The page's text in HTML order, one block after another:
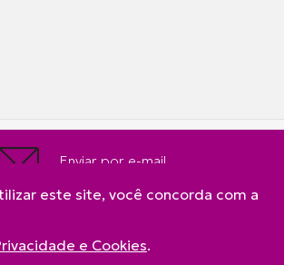
Enviar por e-mail
este site, você concorda com a
e Cookies.
Contato Política de Privacidade